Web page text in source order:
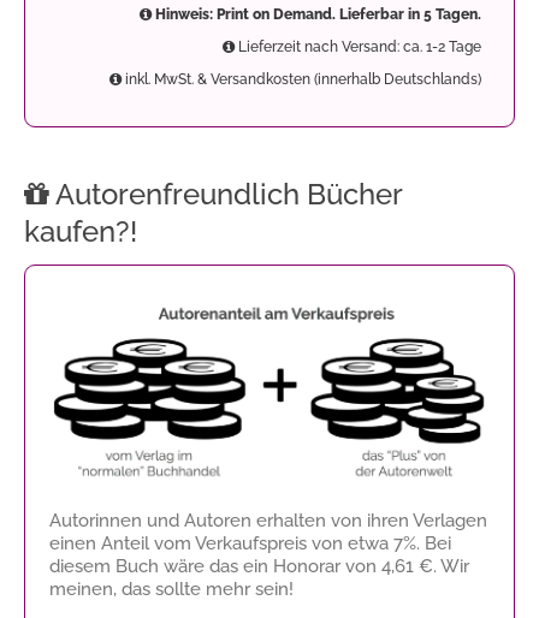
Hinweis: Print on Demand. Lieferbar in 5 Tagen.
Lieferzeit nach Versand: ca. 1-2 Tage
inkl. MwSt. & Versandkosten (innerhalb Deutschlands)
Autorenfreundlich Bücher
kaufen?!
Autorinnen und Autoren erhalten von ihren Verlagen
einen Anteil vom Verkaufspreis von etwa 7%. Bei
diesem Buch wäre das ein Honorar von 4,61 €. Wir
meinen, das sollte mehr sein!